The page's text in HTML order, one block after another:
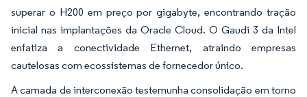
superar o H200 em preço por gigabyte, encontrando tração
inicial nas implantações da Oracle Cloud. O Gaudi 3 da Intel
enfatiza a conectividade Ethernet, atraindo empresas
cautelosas com ecossistemas de fornecedor único.
A camada de interconexão testemunha consolidação em torno